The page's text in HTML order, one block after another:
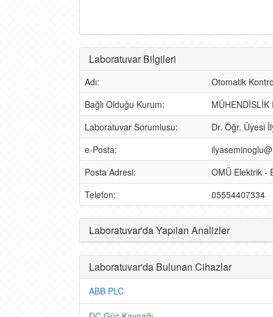
Laboratuvar Bilgileri
Adı:
Otomatik
Bağlı Olduğu Kurum:
MÜHENDİSLİK
Laboratuvar Sorumlusu:
Dr. Öğr. Üyesi
e-Posta:
Posta Adresi:
OMÜ Elektrik -
Telefon:
05554407334
Laboratuvar'da Yapılan Analizler
Laboratuvar'da Bulunan Cihazlar
ABB PLC